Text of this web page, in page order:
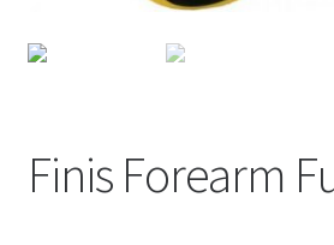
Finis Forearm